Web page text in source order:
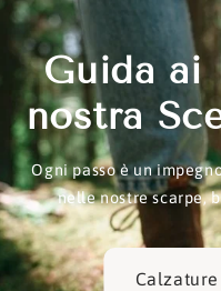
Guida ai
nostra
Ogni passo è un
nelle nostre scarpe,
Calzature